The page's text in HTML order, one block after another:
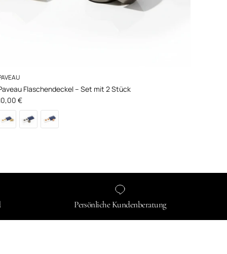
Flaschendeckel – Set mit 2 Stück
Preis
€
Persönliche Kundenberatung